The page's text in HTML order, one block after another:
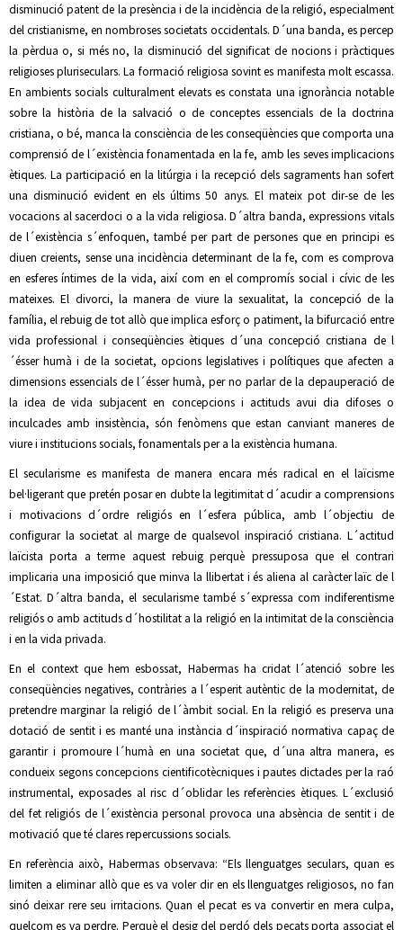
disminució patent de la presència i de la incidència de la religió, especialment
del cristianisme, en nombroses societats occidentals. D´una banda, es percep
la pèrdua o, si més no, la disminució del significat de nocions i pràctiques
religioses pluriseculars. La formació religiosa sovint es manifesta molt escassa.
En ambients socials culturalment elevats es constata una ignorància notable
sobre la història de la salvació o de conceptes essencials de la doctrina
cristiana, o bé, manca la consciència de les conseqüències que comporta una
comprensió de l´existència fonamentada en la fe, amb les seves implicacions
ètiques. La participació en la litúrgia i la recepció dels sagraments han sofert
una disminució evident en els últims 50 anys. El mateix pot dir-se de les
vocacions al sacerdoci o a la vida religiosa. D´altra banda, expressions vitals
de l´existència s´enfoquen, també per part de persones que en principi es
diuen creients, sense una incidència determinant de la fe, com es comprova
en esferes íntimes de la vida, així com en el compromís social i cívic de les
mateixes. El divorci, la manera de viure la sexualitat, la concepció de la
família, el rebuig de tot allò que implica esforç o patiment, la bifurcació entre
vida professional i conseqüències ètiques d´una concepció cristiana de l
´ésser humà i de la societat, opcions legislatives i polítiques que afecten a
dimensions essencials de l´ésser humà, per no parlar de la depauperació de
la idea de vida subjacent en concepcions i actituds avui dia difoses o
inculcades amb insistència, són fenòmens que estan canviant maneres de
viure i institucions socials, fonamentals per a la existència humana.
El secularisme es manifesta de manera encara més radical en el laïcisme
bel·ligerant que pretén posar en dubte la legitimitat d´acudir a comprensions
i motivacions d´ordre religiós en l´esfera pública, amb l´objectiu de
configurar la societat al marge de qualsevol inspiració cristiana. L´actitud
laïcista porta a terme aquest rebuig perquè pressuposa que el contrari
implicaria una imposició que minva la llibertat i és aliena al caràcter laïc de l
´Estat. D´altra banda, el secularisme també s´expressa com indiferentisme
religiós o amb actituds d´hostilitat a la religió en la intimitat de la consciència
i en la vida privada.
En el context que hem esbossat, Habermas ha cridat l´atenció sobre les
conseqüències negatives, contràries a l´esperit autèntic de la modernitat, de
pretendre marginar la religió de l´àmbit social. En la religió es preserva una
dotació de sentit i es manté una instància d´inspiració normativa capaç de
garantir i promoure l´humà en una societat que, d´una altra manera, es
condueix segons concepcions cientificotècniques i pautes dictades per la raó
instrumental, exposades al risc d´oblidar les referències ètiques. L´exclusió
del fet religiós de l´existència personal provoca una absència de sentit i de
motivació que té clares repercussions socials.
En referència això, Habermas observava: “Els llenguatges seculars, quan es
limiten a eliminar allò que es va voler dir en els llenguatges religiosos, no fan
sinó deixar rere seu irritacions. Quan el pecat es va convertir en mera culpa,
quelcom es va perdre. Perquè el desig del perdó dels pecats porta associat el